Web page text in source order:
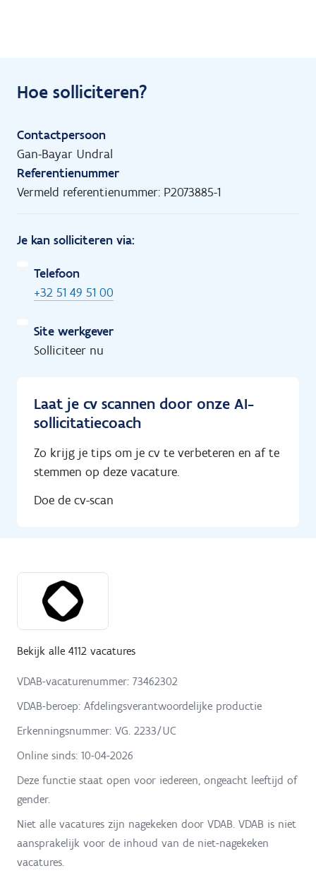
Hoe solliciteren?
Contactpersoon
Gan-Bayar Undral
Referentienummer
Vermeld referentienummer: P2073885-1
Je kan solliciteren via:
Telefoon
+32 51 49 51 00
Site werkgever
Solliciteer nu
Laat je cv scannen door onze AI-
sollicitatiecoach
Zo krijg je tips om je cv te verbeteren en af te
stemmen op deze vacature.
Doe de cv-scan
Bekijk alle 4112 vacatures
VDAB-vacaturenummer: 73462302
VDAB-beroep: Afdelingsverantwoordelijke productie
Erkenningsnummer: VG. 2233/UC
Online sinds: 10-04-2026
Deze functie staat open voor iedereen, ongeacht leeftijd of
gender.
Niet alle vacatures zijn nagekeken door VDAB. VDAB is niet
aansprakelijk voor de inhoud van de niet-nagekeken
vacatures.